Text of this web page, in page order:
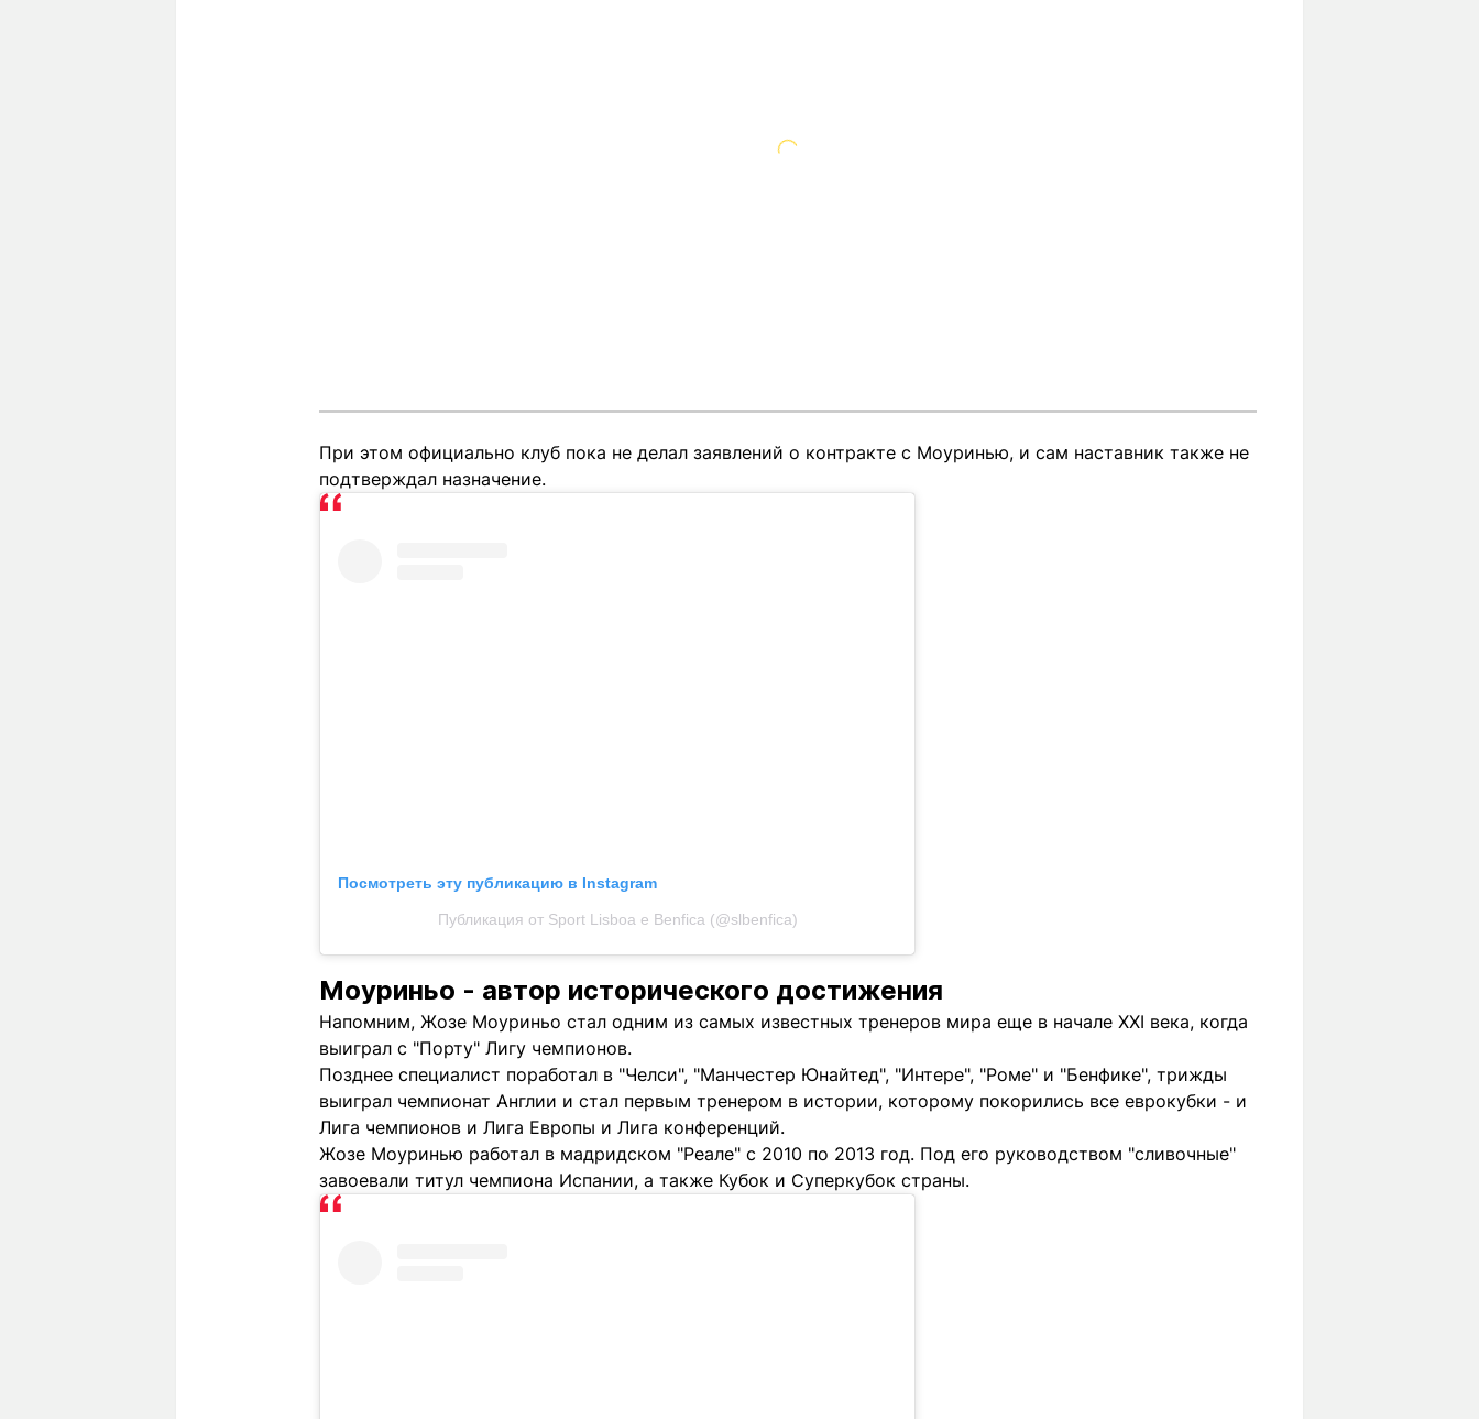
При этом официально клуб пока не делал заявлений о контракте с Моуринью, и сам наставник также не
подтверждал назначение.
Посмотреть эту публикацию в Instagram
Публикация от Sport Lisboa e Benfica (@slbenfica)
Моуриньо - автор исторического достижения
Напомним, Жозе Моуриньо стал одним из самых известных тренеров мира еще в начале XXI века, когда
выиграл с "Порту" Лигу чемпионов.
Позднее специалист поработал в "Челси", "Манчестер Юнайтед", "Интере", "Роме" и "Бенфике", трижды
выиграл чемпионат Англии и стал первым тренером в истории, которому покорились все еврокубки - и
Лига чемпионов и Лига Европы и Лига конференций.
Жозе Моуринью работал в мадридском "Реале" с 2010 по 2013 год. Под его руководством "сливочные"
завоевали титул чемпиона Испании, а также Кубок и Суперкубок страны.